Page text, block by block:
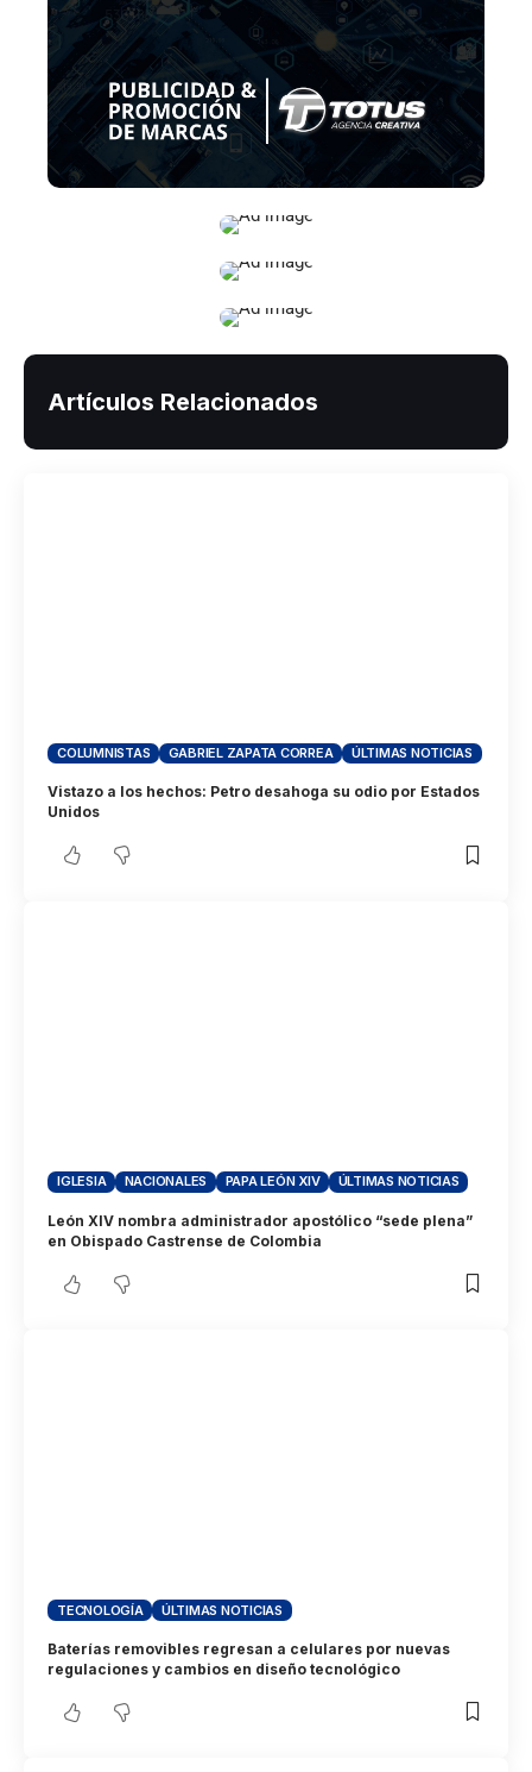
Artículos Relacionados
COLUMNISTAS GABRIEL ZAPATA CORREA ÚLTIMAS NOTICIAS
Vistazo a los hechos: Petro desahoga su odio por Estados
Unidos
IGLESIA NACIONALES PAPA LEÓN XIV ÚLTIMAS NOTICIAS
León XIV nombra administrador apostólico “sede plena”
en Obispado Castrense de Colombia
TECNOLOGÍA ÚLTIMAS NOTICIAS
Baterías removibles regresan a celulares por nuevas
regulaciones y cambios en diseño tecnológico